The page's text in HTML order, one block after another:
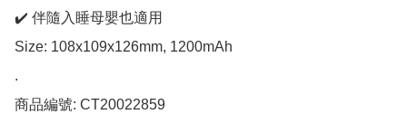
✔️ 伴隨入睡母嬰也適用
Size: 108x109x126mm, 1200mAh
.
商品編號: CT20022859